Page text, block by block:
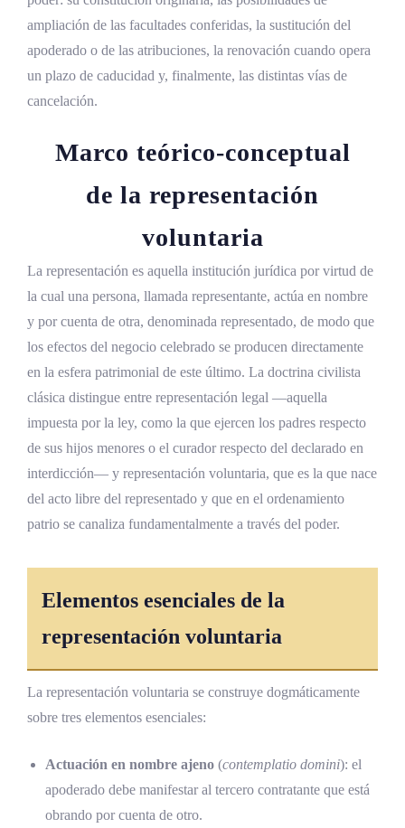
Análisis comparado
Desafíos y perspectivas contemporáneas
Factor disruptivo: la tecnología en el
notariales en Costa Rica
¿Qué es un poder notarial?
¿Qué tipos de poderes notariales existen?
¿Cómo se constituye un poder notarial?
¿Cómo se amplían las facultades de un
poder?
¿Cómo se cancela o revoca un poder
notarial?
¿Cuánto cuesta un poder notarial?
¿Qué riesgos tiene otorgar un poder
notarial?
Referencias Bibliográficas
ampliación de las facultades conferidas, la sustitución del
apoderado o de las atribuciones, la renovación cuando opera
un plazo de caducidad y, finalmente, las distintas vías de
cancelación.
Marco teórico-conceptual
de la representación
voluntaria
La representación es aquella institución jurídica por virtud de
la cual una persona, llamada representante, actúa en nombre
y por cuenta de otra, denominada representado, de modo que
los efectos del negocio celebrado se producen directamente
en la esfera patrimonial de este último. La doctrina civilista
clásica distingue entre representación legal —aquella
impuesta por la ley, como la que ejercen los padres respecto
de sus hijos menores o el curador respecto del declarado en
interdicción— y representación voluntaria, que es la que nace
del acto libre del representado y que en el ordenamiento
patrio se canaliza fundamentalmente a través del poder.
Elementos esenciales de la
representación voluntaria
La representación voluntaria se construye dogmáticamente
sobre tres elementos esenciales:
Actuación en nombre ajeno (contemplatio domini): el
apoderado debe manifestar al tercero contratante que está
obrando por cuenta de otro.